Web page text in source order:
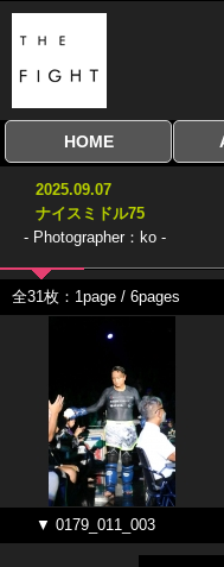
HOME
全興行を表示
ナイスミドル
アマチュアキック
協議会
全日本学生キック
建武館キッズ大会
Bigbang
おやじファイト
2025.09.07
ナイスミドル75
- Photographer：ko -
全31枚：1page / 6pages
▼ 0179_011_003